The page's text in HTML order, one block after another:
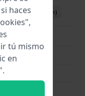
manual (English)
haces
tú mismo
en